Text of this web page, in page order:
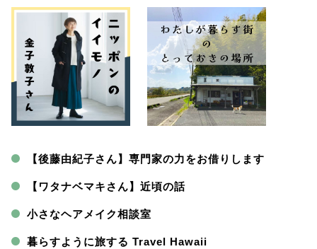
【後藤由紀子さん】専門家の力をお借りします
【ワタナベマキさん】近頃の話
小さなヘアメイク相談室
暮らすように旅する Travel Hawaii